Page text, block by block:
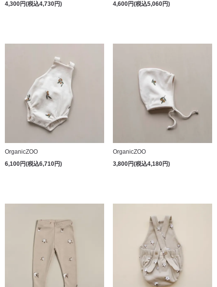
4,300円(税込4,730円)
4,600円(税込5,060円)
OrganicZOO
6,100円(税込6,710円)
OrganicZOO
3,800円(税込4,180円)